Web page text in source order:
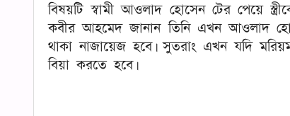
বিষয়টি স্বামী আওলাদ হোসেন টের পেয়ে
কবীর আহমেদ জানান তিনি এখন আওলাদ
থাকা নাজায়েজ হবে। সুতরাং এখন যদি
বিয়া করতে হবে।